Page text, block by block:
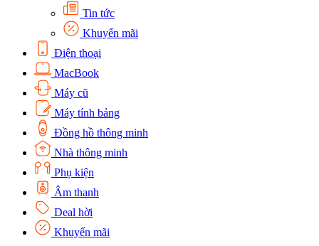
Tin tức
Khuyến mãi
Điện thoại
MacBook
Máy cũ
Máy tính bảng
Đồng hồ thông minh
Nhà thông minh
Phụ kiện
Âm thanh
Deal hời
Khuyến mãi